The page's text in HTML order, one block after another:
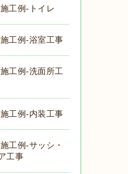
施工例-トイレ
施工例-浴室工事
施工例-洗面所工
施工例-内装工事
施工例-サッシ・
工事